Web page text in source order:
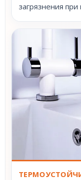
загрязнения